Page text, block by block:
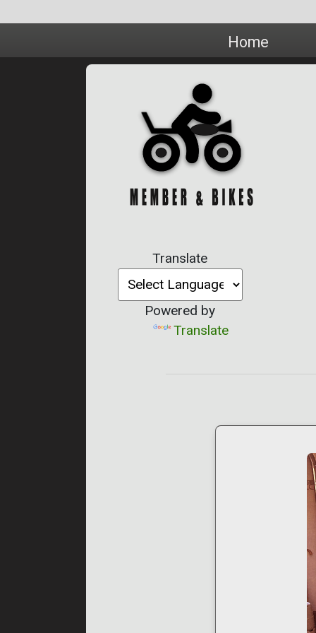
Home
Translate
Powered by
Translate